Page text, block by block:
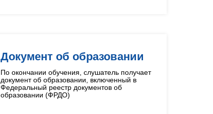
Документ об образовании
По окончании обучения, слушатель получает
документ об образовании, включенный в
Федеральный реестр документов об
образовании (ФРДО)